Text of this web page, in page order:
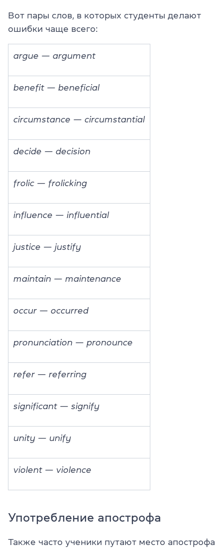
Вот пары слов, в которых студенты делают
ошибки чаще всего:
argue — argument
benefit — beneficial
circumstance — circumstantial
decide — decision
frolic — frolicking
influence — influential
justice — justify
maintain — maintenance
occur — occurred
pronunciation — pronounce
refer — referring
significant — signify
unity — unify
violent — violence
Употребление апострофа
Также часто ученики путают место апострофа